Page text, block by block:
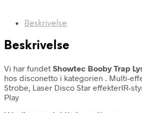
Beskrivelse
Beskrivelse
Vi har fundet Showtec Booby Trap
hos disconetto i kategorien . Multi-
Strobe, Laser Disco Star effekterIR-
Play